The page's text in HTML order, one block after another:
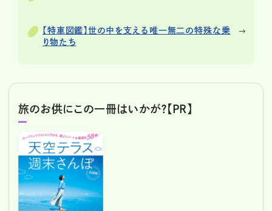
【特車図鑑】世の中を支える唯一無二の特殊な乗
り物たち
旅のお供にこの一冊はいかが？【PR】